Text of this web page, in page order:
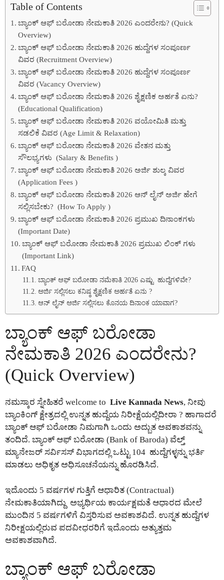
Table of Contents
ಬ್ಯಾಂಕ್ ಆಫ್ ಬರೋಡಾ ನೇಮಕಾತಿ 2026 ಎಂದರೇನು? (Quick
Overview)
ಬ್ಯಾಂಕ್ ಆಫ್ ಬರೋಡಾ ನೇಮಕಾತಿ 2026 ಹುದ್ದೆಗಳ ಸಂಪೂರ್ಣ
ವಿವರ (Recruitment Overview)
ಬ್ಯಾಂಕ್ ಆಫ್ ಬರೋಡಾ ನೇಮಕಾತಿ 2026 ಹುದ್ದೆಗಳ ಸಂಪೂರ್ಣ
ವಿವರ (Vacancy Overview)
ಬ್ಯಾಂಕ್ ಆಫ್ ಬರೋಡಾ ನೇಮಕಾತಿ 2026 ಶೈಕ್ಷಣಿಕ ಅರ್ಹತೆ ಏನು?
(Educational Qualification)
ಬ್ಯಾಂಕ್ ಆಫ್ ಬರೋಡಾ ನೇಮಕಾತಿ 2026 ವಯೋಮಿತಿ ಮತ್ತು
ಸಡಲಿಕೆ ವಿವರ (Age Limit & Relaxation)
ಬ್ಯಾಂಕ್ ಆಫ್ ಬರೋಡಾ ನೇಮಕಾತಿ 2026 ವೇತನ ಮತ್ತು
ಸೌಲಭ್ಯಗಳು (Salary & Benefits )
ಬ್ಯಾಂಕ್ ಆಫ್ ಬರೋಡಾ ನೇಮಕಾತಿ 2026 ಅರ್ಜಿ ಶುಲ್ಕ ವಿವರ
(Application Fees )
ಬ್ಯಾಂಕ್ ಆಫ್ ಬರೋಡಾ ನೇಮಕಾತಿ 2026 ಆನ್ ಲೈನ್ ಅರ್ಜಿ ಹೇಗೆ
ಸಲ್ಲಿಸಬೇಕು? (How To Apply )
ಬ್ಯಾಂಕ್ ಆಫ್ ಬರೋಡಾ ನೇಮಕಾತಿ 2026 ಪ್ರಮುಖ ದಿನಾಂಕಗಳು
(Important Date)
ಬ್ಯಾಂಕ್ ಆಫ್ ಬರೋಡಾ ನೇಮಕಾತಿ 2026 ಪ್ರಮುಖ ಲಿಂಕ್ ಗಳು
(Important Link)
FAQ
ಬ್ಯಾಂಕ್ ಆಫ್ ಬರೋಡಾ ನಮೆಕಾತಿ 2026 ಎಷ್ಟು ಹುದ್ದೆಗಳಿವೇ?
ಅರ್ಜಿ ಸಲ್ಲಿಸಲು ಕನಿಷ್ಠ ಶೈಕ್ಷಣಿಕ ಅರ್ಹತೆ ಏನು ?
ಆನ್ ಲೈನ್ ಅರ್ಜಿ ಸಲ್ಲಿಸಲು ಕೊನಯ ದಿನಾಂಕ ಯಾವಾಗ?
ಬ್ಯಾಂಕ್ ಆಫ್ ಬರೋಡಾ
ನೇಮಕಾತಿ 2026 ಎಂದರೇನು?
(Quick Overview)
ನಮಸ್ಕಾರ ಸ್ನೇಹಿತರೆ welcome to Live Kannada News, ನೀವು
ಬ್ಯಾಂಕಿಂಗ್ ಕ್ಷೇತ್ರದಲ್ಲಿ ಉನ್ನತ ಹುದ್ದೆಯ ನಿರೀಕ್ಷೆಯಲ್ಲಿದೀರಾ ? ಹಾಗಾದರೆ
ಬ್ಯಾಂಕ್ ಆಫ್ ಬರೋಡಾ ನಿಮಗಾಗಿ ಒಂದು ಅದ್ಬುತ ಅವಕಾಶವನ್ನು
ತಂದಿದೆ. ಬ್ಯಾಂಕ್ ಆಫ್ ಬರೋಡಾ (Bank of Baroda) ವೆಲ್ತ್
ಮ್ಯಾನೇಜರ್ ಸರ್ವಿಸಸ್ ವಿಭಾಗದಲ್ಲಿ ಒಟ್ಟು 104 ಹುದ್ದೆಗಳ್ಳನ್ನು ಭರ್ತಿ
ಮಾಡಲು ಅಧಿಕೃತ ಅಧಿಸೂಚನೆಯನ್ನು ಹೊರಡಿಸಿದೆ.
ಇದೊಂದು 5 ವರ್ಷಗಳ ಗುತ್ತಿಗೆ ಆಧಾರಿತ (Contractual)
ನೇಮಕಾತಿಯಾಗಿದ್ದು ಅಭ್ಯರ್ಥಿಯ ಕಾರ್ಯಕ್ಷಮತೆ ಆಧಾರದ ಮೇಲೆ
ಮುಂದಿನ 5 ವರ್ಷಗಳಿಗೆ ವಿಸ್ತರಿಸುವ ಅವಕಾಶವಿದೆ. ಉನ್ನತ ಹುದ್ದೆಗಳ
ನಿರೀಕ್ಷಯಲ್ಲಿರುವ ಪದವೀಧರರಿಗೆ ಇದೊಂದು ಅತ್ಯುತ್ತಮ
ಅವಕಾಶವಾಗಿದೆ.
ಬ್ಯಾಂಕ್ ಆಫ್ ಬರೋಡಾ